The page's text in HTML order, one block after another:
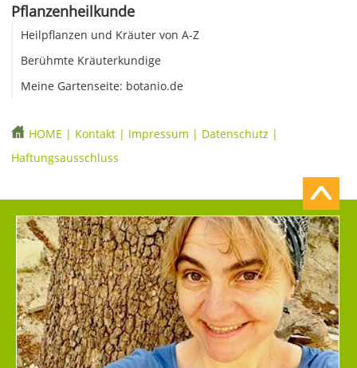
Pflanzenheilkunde
Heilpflanzen und Kräuter von A-Z
Berühmte Kräuterkundige
Meine Gartenseite: botanio.de
HOME | Kontakt | Impressum | Datenschutz |
Haftungsausschluss